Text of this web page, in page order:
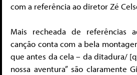
com a referência ao diretor Zé
Mais recheada de referências
canção conta com a bela
que antes da cela – da ditadura/
nossa aventura” são claramente